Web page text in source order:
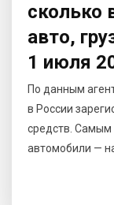
сколько
авто,
1 июля
По данным
в России
средств. Самым
автомобили —